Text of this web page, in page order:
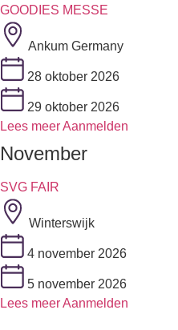
GOODIES MESSE
Ankum Germany
28 oktober 2026
29 oktober 2026
Lees meerAanmelden
November
SVG FAIR
Winterswijk
4 november 2026
5 november 2026
Lees meerAanmelden